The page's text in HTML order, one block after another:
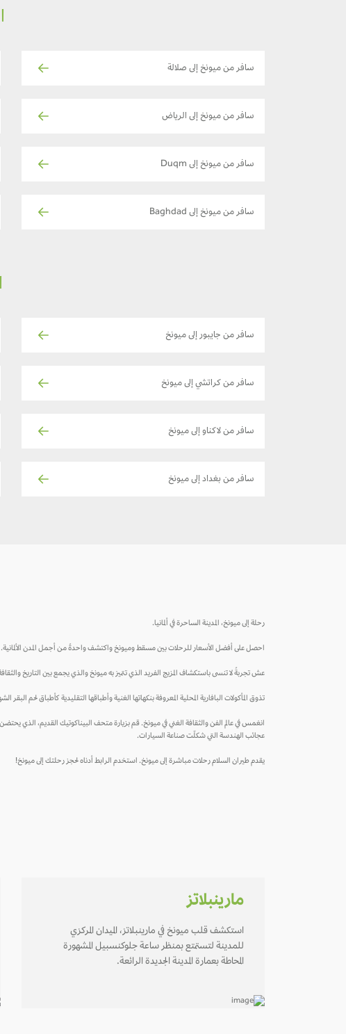
سافر من ميونخ إلى صلالة
سافر من ميونخ إلى الرياض
سافر من ميونخ إلى Duqm
سافر من ميونخ إلى Baghdad
سافر من جايبور إلى ميونخ
سافر من كراتشي إلى ميونخ
سافر من لاكناو إلى ميونخ
سافر من بغداد إلى ميونخ
رحلة إلى ميونخ، المدينة الساحرة في ألمانيا.
احصل على أفضل الأسعار للرحلات بين مسقط وميونخ واكتشف واحدةً من أجمل المدن الألمانية.
عش تجربةً لا تنسى باستكشاف المزيج الفريد الذي تتميز به ميونخ والذي يجمع بين التاريخ
تذوق المأكولات البافارية المحلية المعروفة بنكهاتها الغنية وأطباقها التقليدية كأطباق لحم البقر
انغمس في عالم الفن والثقافة الغني في ميونخ. قم بزيارة متحف البيناكوتيك القديم، الذي
عجائب الهندسة التي شكلّت صناعة السيارات.
يقدم طيران السلام رحلات مباشرة إلى ميونخ. استخدم الرابط أدناه لحجز رحلتك إلى ميونخ!
مارينبلاتز
استكشف قلب ميونخ في مارينبلاتز، الميدان المركزي
للمدينة لتستمتع بمنظر ساعة جلوكنسبيل المشهورة
المحاطة بعمارة المدينة الجديدة الرائعة.